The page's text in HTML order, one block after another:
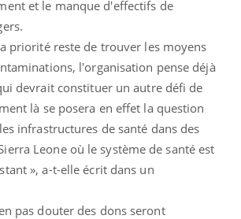
et le manque d'effectifs de
priorité reste de trouver les moyens
l'organisation pense déjà
devrait constituer un autre défi de
là se posera en effet la question
infrastructures de santé dans des
Leone où le système de santé est
», a-t-elle écrit dans un
pas douter des dons seront